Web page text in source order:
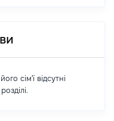
сім'ї відсутні